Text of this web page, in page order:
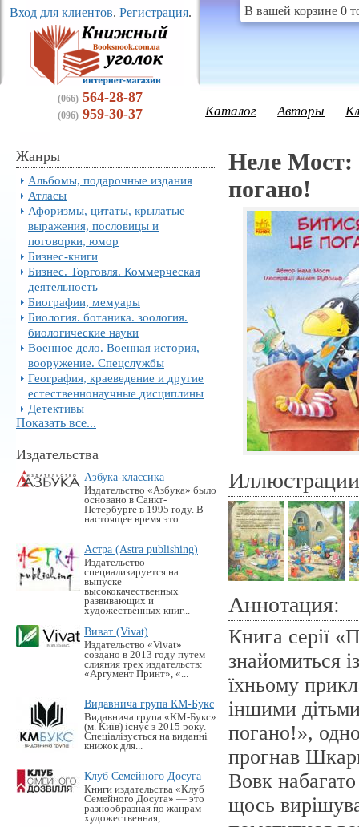
Вход для клиентов. Регистрация.
(066) 564-28-87
(096) 959-30-37
В вашей корзине 0
Каталог Авторы
Жанры
Альбомы, подарочные издания
Атласы
Афоризмы, цитаты, крылатые
выражения, пословицы и
поговорки, юмор
Бизнес-книги
Бизнес. Торговля. Коммерческая
деятельность
Биографии, мемуары
Биология. ботаника. зоология.
биологические науки
Военное дело. Военная история,
вооружение. Спецслужбы
География, краеведение и другие
естественнонаучные дисциплины
Детективы
Показать все...
Издательства
Азбука-классика
Издательство «Азбука» было
основано в Санкт-
Петербурге в 1995 году. В
настоящее время это...
Астра (Astra publishing)
Издательство
специализируется на
выпуске
высококачественных
развивающих и
художественных книг...
Виват (Vivat)
Издательство «Vivat»
создано в 2013 году путем
слияния трех издательств:
«Аргумент Принт», «...
Видавнича група КМ-Букс
Видавнича група «KM-Букс»
(м. Київ) існує з 2015 року.
Спеціалізується на виданні
книжок для...
Клуб Семейного Досуга
Книги издательства «Клуб
Семейного Досуга» — это
разнообразная по жанрам
художественная,...
Неле Мост:
погано!
Иллюстрации
Аннотация:
Книга серії
знайомиться
їхньому
іншими
погано!»,
прогнав
Вовк
щось